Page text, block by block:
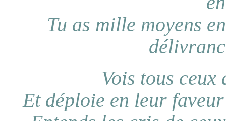
Tu as mille moyens
Vois tous
Et déploie en leur